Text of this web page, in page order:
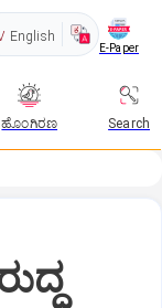
English
E-Paper
ಹೊಂಗಿರಣ Search